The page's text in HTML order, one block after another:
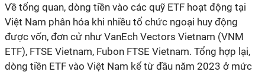
Về tổng quan, dòng tiền vào các quỹ ETF hoạt động tại
Việt Nam phân hóa khi nhiều tổ chức ngoại huy động
được vốn, đơn cử như VanEch Vectors Vietnam (VNM
ETF), FTSE Vietnam, Fubon FTSE Vietnam. Tổng hợp lại,
dòng tiền ETF vào Việt Nam kể từ đầu năm 2023 ở mức